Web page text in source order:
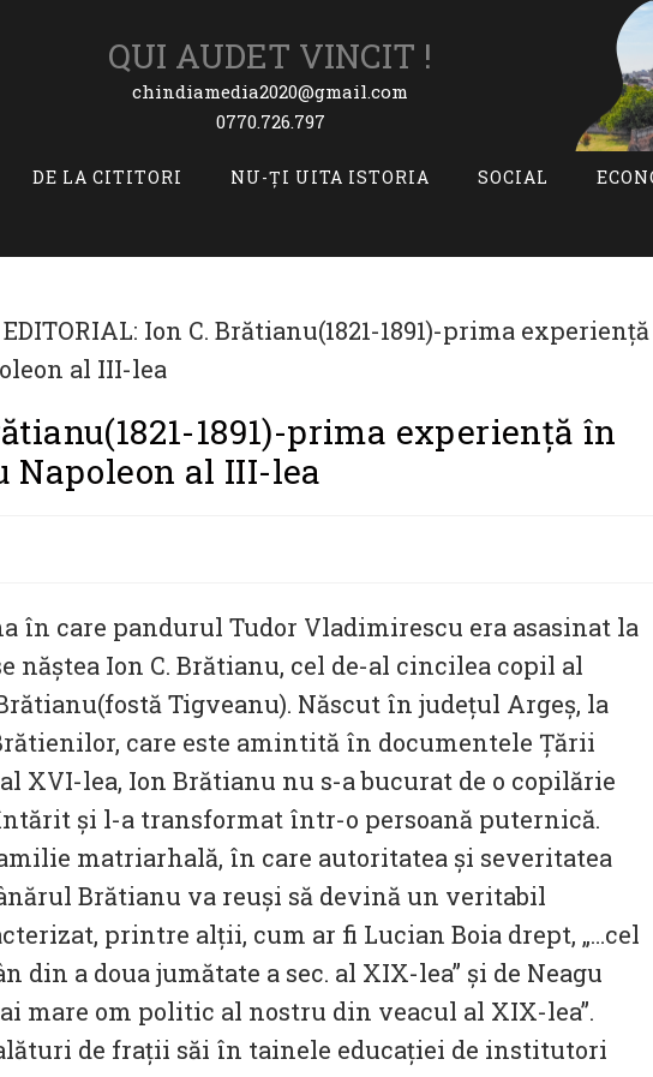
QUI AUDET VINCIT !
chindiamedia2020@gmail.com
0770.726.797
DE LA CITITORI NU-ȚI UITA ISTORIA SOCIAL
1891)-prima experiență în
Napoleon al III-lea
în care pandurul Tudor Vladimirescu era asasinat la
năștea Ion C. Brătianu, cel de-al cincilea copil al
Tigveanu). Născut în județul Argeș, la
care este amintită în documentele Țării
XVI-lea, Ion Brătianu nu s-a bucurat de o copilărie
și l-a transformat într-o persoană puternică.
matriarhală, în care autoritatea și severitatea
Brătianu va reuși să devină un veritabil
printre alții, cum ar fi Lucian Boia drept, „…cel
a doua jumătate a sec. al XIX-lea” și de Neagu
mare om politic al nostru din veacul al XIX-lea”.
de frații săi în tainele educației de institutori